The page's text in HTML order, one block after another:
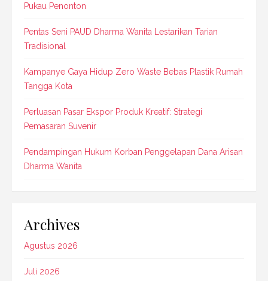
Pukau Penonton
Pentas Seni PAUD Dharma Wanita Lestarikan Tarian
Tradisional
Kampanye Gaya Hidup Zero Waste Bebas Plastik Rumah
Tangga Kota
Perluasan Pasar Ekspor Produk Kreatif: Strategi
Pemasaran Suvenir
Pendampingan Hukum Korban Penggelapan Dana Arisan
Dharma Wanita
Archives
Agustus 2026
Juli 2026